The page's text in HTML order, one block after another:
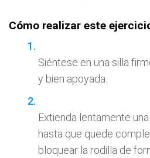
Cómo realizar este
Siéntese en una silla
y bien apoyada.
Extienda lentamente
hasta que quede
bloquear la rodilla de